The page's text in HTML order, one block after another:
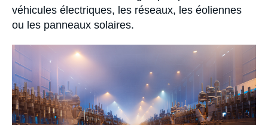
véhicules électriques, les réseaux, les éoliennes
ou les panneaux solaires.
Image
principale